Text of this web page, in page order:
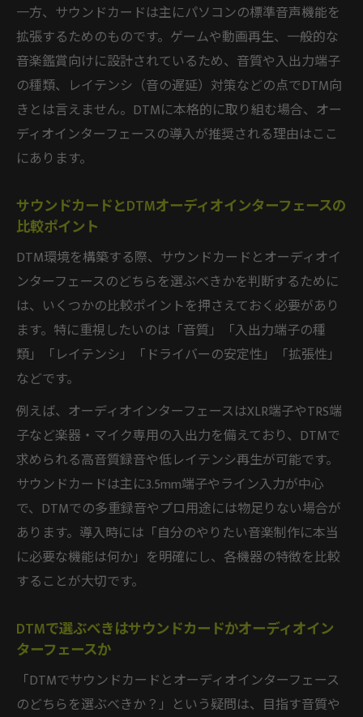
一方、サウンドカードは主にパソコンの標準音声機能を
拡張するためのものです。ゲームや動画再生、一般的な
音楽鑑賞向けに設計されているため、音質や入出力端子
の種類、レイテンシ（音の遅延）対策などの点でDTM向
きとは言えません。DTMに本格的に取り組む場合、オー
ディオインターフェースの導入が推奨される理由はここ
にあります。
サウンドカードとDTMオーディオインターフェースの
比較ポイント
DTM環境を構築する際、サウンドカードとオーディオイ
ンターフェースのどちらを選ぶべきかを判断するために
は、いくつかの比較ポイントを押さえておく必要があり
ます。特に重視したいのは「音質」「入出力端子の種
類」「レイテンシ」「ドライバーの安定性」「拡張性」
などです。
例えば、オーディオインターフェースはXLR端子やTRS端
子など楽器・マイク専用の入出力を備えており、DTMで
求められる高音質録音や低レイテンシ再生が可能です。
サウンドカードは主に3.5mm端子やライン入力が中心
で、DTMでの多重録音やプロ用途には物足りない場合が
あります。導入時には「自分のやりたい音楽制作に本当
に必要な機能は何か」を明確にし、各機器の特徴を比較
することが大切です。
DTMで選ぶべきはサウンドカードかオーディオイン
ターフェースか
「DTMでサウンドカードとオーディオインターフェース
のどちらを選ぶべきか？」という疑問は、目指す音質や